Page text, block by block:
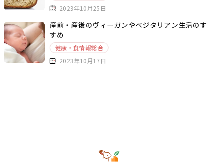
2023年10月25日
産前・産後のヴィーガンやベジタリアン生活のす
すめ
健康・食情報総合
2023年10月17日